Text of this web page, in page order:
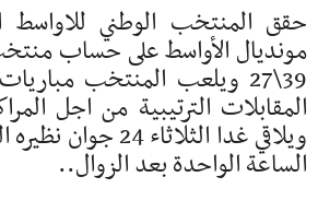
حقق المنتخب الوطني للاواسط
مونديال الأواسط على حساب
39\27 ويلعب المنتخب
ويلاقي غدا
الساعة الواحدة بعد الزوال..